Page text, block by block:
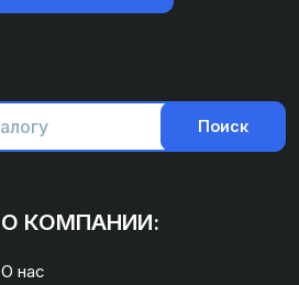
Поиск
О КОМПАНИИ:
О нас